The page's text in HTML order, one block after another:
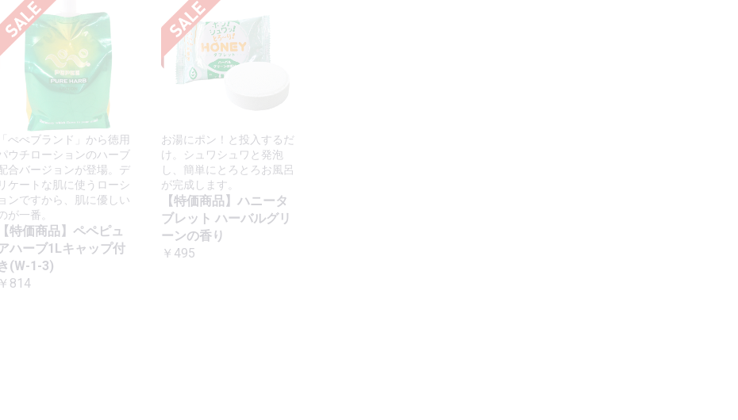
「ぺぺブランド」から徳用
ウチローションのハーブ
合バージョンが登場。デ
リケートな肌に使うローシ
ョンですから、肌に優しい
が一番。
【特価商品】ペペピュ
ハーブ1Lキャップ付
き(W-1-3)
￥814
お湯にポン！と投入するだ
け。シュワシュワと発泡
し、簡単にとろとろお風呂
が完成します。
【特価商品】ハニータ
ブレット ハーバルグリ
ーンの香り
￥495